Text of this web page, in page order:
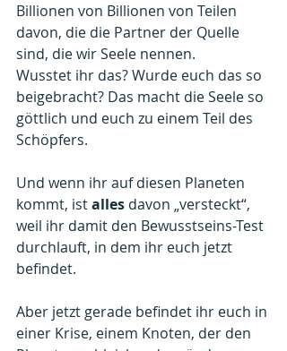
Billionen von Billionen von Teilen
davon, die die Partner der Quelle
sind, die wir Seele nennen.
Wusstet ihr das? Wurde euch das so
beigebracht? Das macht die Seele so
göttlich und euch zu einem Teil des
Schöpfers.
Und wenn ihr auf diesen Planeten
kommt, ist alles davon „versteckt“,
weil ihr damit den Bewusstseins-Test
durchlauft, in dem ihr euch jetzt
befindet.
Aber jetzt gerade befindet ihr euch in
einer Krise, einem Knoten, der den